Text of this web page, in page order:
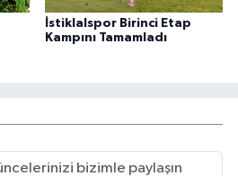
İstiklalspor Birinci Etap
Kampını Tamamladı